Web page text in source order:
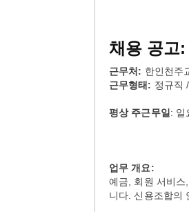
채용 공고:
근무처 : 한인천주
근무형태 : 정규직
평상 주근무일 : 일
업무 개요:
예금, 회원 서비
니다. 신용조합의